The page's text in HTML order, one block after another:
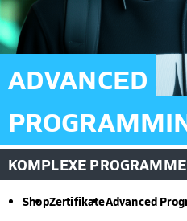
ADVANCED
KOMPLEXE
ShopZertifikateAdvanced